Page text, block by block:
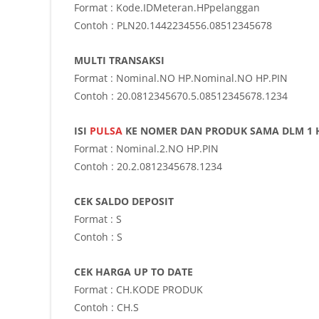
Format : Kode.IDMeteran.HPpelanggan
Contoh : PLN20.1442234556.08512345678
MULTI TRANSAKSI
Format : Nominal.NO HP.Nominal.NO HP.PIN
Contoh : 20.0812345670.5.08512345678.1234
ISI PULSA KE NOMER DAN PRODUK SAMA DLM 1
Format : Nominal.2.NO HP.PIN
Contoh : 20.2.0812345678.1234
CEK SALDO DEPOSIT
Format : S
Contoh : S
CEK HARGA UP TO DATE
Format : CH.KODE PRODUK
Contoh : CH.S